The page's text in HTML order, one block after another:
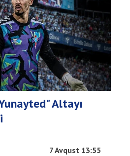
Altayı
7 Avqust 13:55